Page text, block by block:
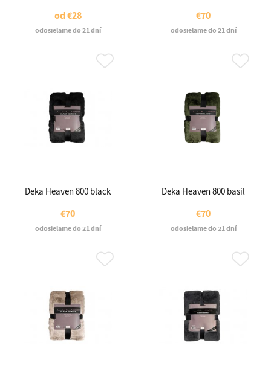
od€28
odosielame do 21 dní
€70
odosielame do 21 dní
Deka Heaven 800 black
€70
odosielame do 21 dní
Deka Heaven 800 basil
€70
odosielame do 21 dní